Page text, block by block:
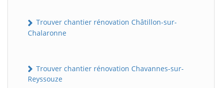
Trouver chantier rénovation Châtillon-sur-
Chalaronne
Trouver chantier rénovation Chavannes-sur-
Reyssouze